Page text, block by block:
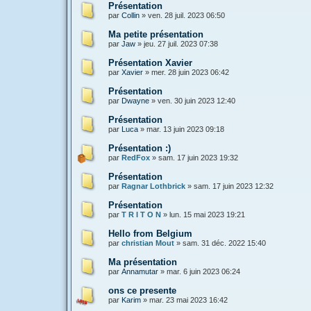
Présentation
par Collin » ven. 28 juil. 2023 06:50
Ma petite présentation
par Jaw » jeu. 27 juil. 2023 07:38
Présentation Xavier
par Xavier » mer. 28 juin 2023 06:42
Présentation
par Dwayne » ven. 30 juin 2023 12:40
Présentation
par Luca » mar. 13 juin 2023 09:18
Présentation :)
par RedFox » sam. 17 juin 2023 19:32
Présentation
par Ragnar Lothbrick » sam. 17 juin 2023 12:32
Présentation
par T R I T O N » lun. 15 mai 2023 19:21
Hello from Belgium
par christian Mout » sam. 31 déc. 2022 15:40
Ma présentation
par Annamutar » mar. 6 juin 2023 06:24
ons ce presente
par Karim » mar. 23 mai 2023 16:42